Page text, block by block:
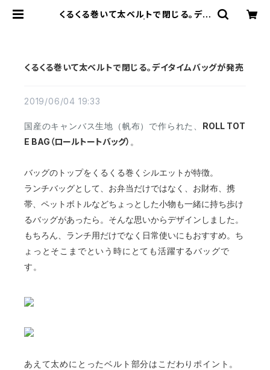
くるくる巻いて太ベルトで閉じる。デイ
くるくる巻いて太ベルトで閉じる。デイタイムバッグが発売
2019/06/04 19:33
国産のキャンバス生地（帆布）で作られた、 ROLL TOT
E BAG（ロールトートバッグ） 。
バッグのトップをくるくる巻くシルエットが特徴。
ランチバッグとして、お弁当だけではなく、お財布、携
帯、ペットボトルなどちょっとした小物も一緒に持ち歩け
るバッグがあったら。そんな思いからデザインしました。
もちろん、ランチ用だけでなく日常使いにもおすすめ。 ち
ょっとそこまでという時にとても活躍するバッグで
す。
あえて太めにとったベルト部分はこだわりポイント。